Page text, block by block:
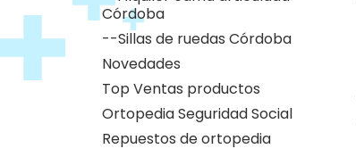
Córdoba
--Sillas de ruedas Córdoba
Novedades
Top Ventas productos
Ortopedia Seguridad Social
Repuestos de ortopedia